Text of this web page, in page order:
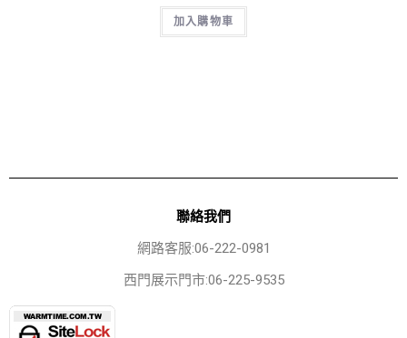
加入購物車
聯絡我們
網路客服:06-222-0981
西門展示門市:06-225-9535